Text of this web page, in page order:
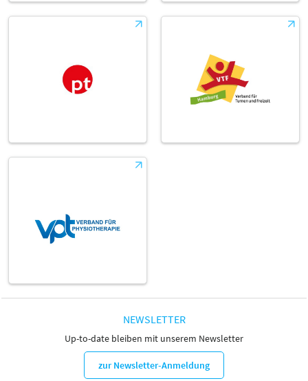
NEWSLETTER
Up-to-date bleiben mit unserem Newsletter
zur Newsletter-Anmeldung